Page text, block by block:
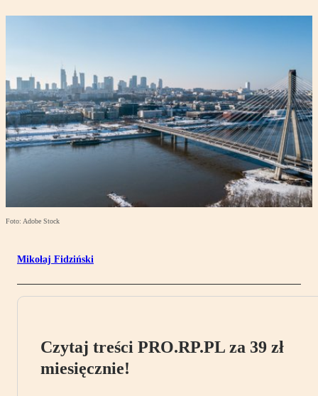
Foto: Adobe Stock
Mikołaj Fidziński
Czytaj treści PRO.RP.PL za 39 zł
miesięcznie!